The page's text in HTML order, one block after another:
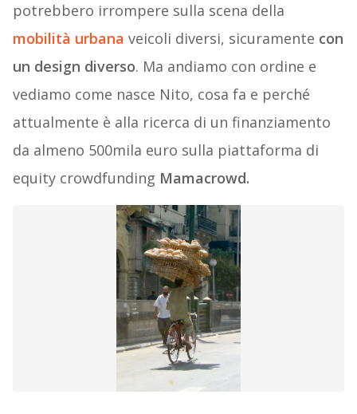
potrebbero irrompere sulla scena della
mobilità urbana veicoli diversi, sicuramente con
un design diverso. Ma andiamo con ordine e
vediamo come nasce Nito, cosa fa e perché
attualmente è alla ricerca di un finanziamento
da almeno 500mila euro sulla piattaforma di
equity crowdfunding Mamacrowd.